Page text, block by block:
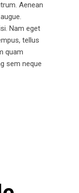
Aenean
Nam eget
tellus
quam
sem neque